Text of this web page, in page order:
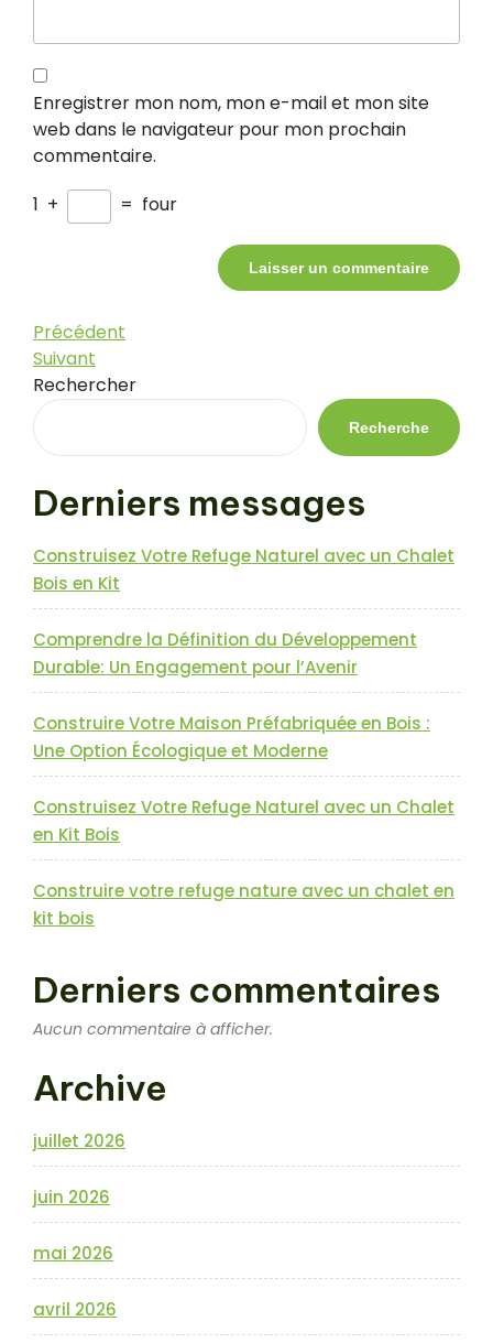
Enregistrer mon nom, mon e-mail et mon site
web dans le navigateur pour mon prochain
commentaire.
1 + = four
Navigation
de
l’article
Article
précédent
Précédent
Article
suivant
Suivant
Rechercher
Recherche
Derniers messages
Construisez Votre Refuge Naturel avec un Chalet
Bois en Kit
Comprendre la Définition du Développement
Durable: Un Engagement pour l’Avenir
Construire Votre Maison Préfabriquée en Bois :
Une Option Écologique et Moderne
Construisez Votre Refuge Naturel avec un Chalet
en Kit Bois
Construire votre refuge nature avec un chalet en
kit bois
Derniers commentaires
Aucun commentaire à afficher.
Archive
juillet 2026
juin 2026
mai 2026
avril 2026